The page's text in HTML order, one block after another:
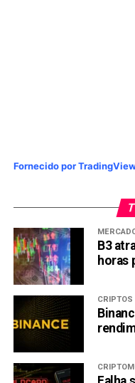
Fornecido por
B3
horas
CRIPTOS